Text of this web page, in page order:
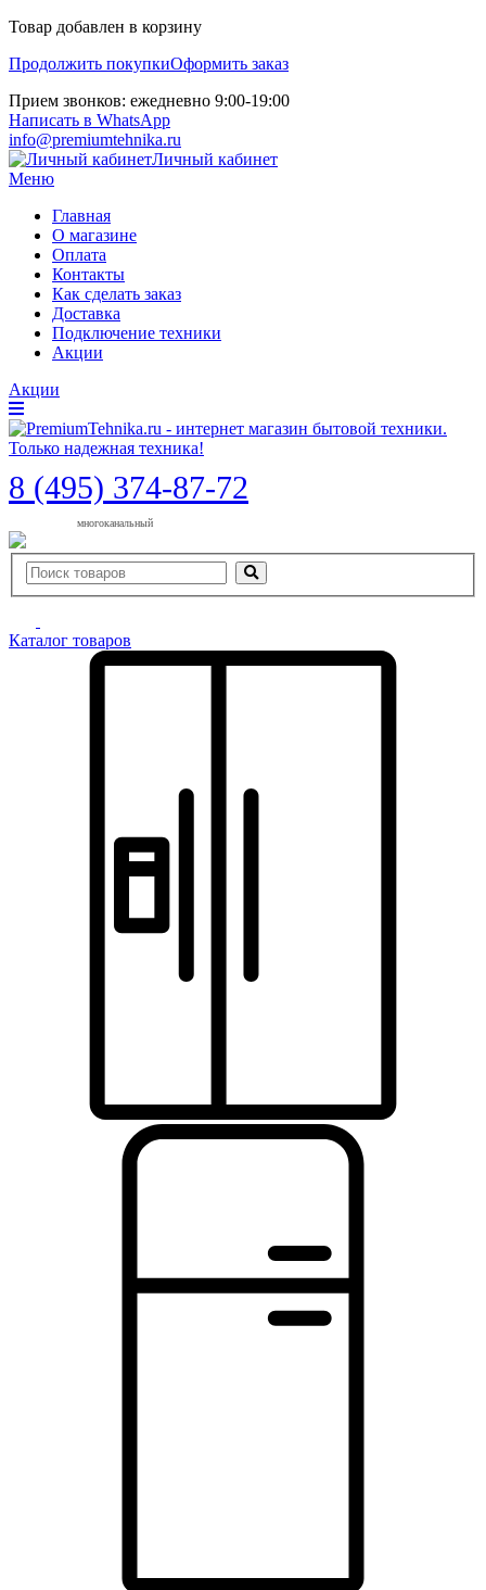
Товар добавлен в корзину
Продолжить покупкиОформить заказ
Прием звонков: ежедневно 9:00-19:00
Написать в WhatsApp
info@premiumtehnika.ru
Личный кабинет
Меню
Главная
О магазине
Оплата
Контакты
Как сделать заказ
Доставка
Подключение техники
Акции
Акции
8 (495) 374-87-72
многоканальный
Каталог товаров